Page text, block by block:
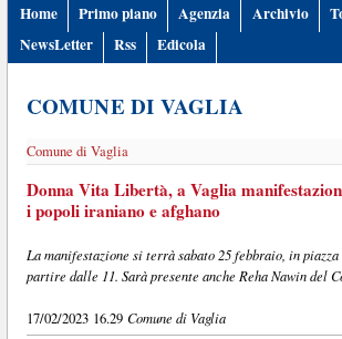
Home
Primo piano Agenzia Archivio
NewsLetter
Rss Edicola
COMUNE DI VAGLIA
Comune di Vaglia
Donna Vita Libertà, a Vaglia
i popoli iraniano e afghano
La manifestazione si terrà sabato 25 febbraio, in
partire dalle 11. Sarà presente anche Reha Nawin del
17/02/2023 16.29 Comune di Vaglia